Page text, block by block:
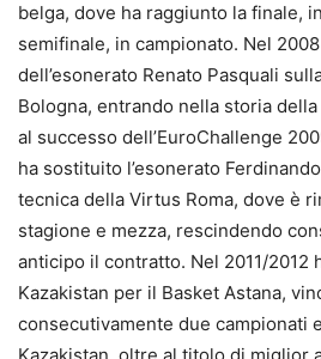
belga, dove ha raggiunto la finale,
semifinale, in campionato. Nel
dell’esonerato Renato Pasquali
Bologna, entrando nella storia
al successo dell’EuroChallenge
ha sostituito l’esonerato
tecnica della Virtus Roma, dove è
stagione e mezza, rescindendo
anticipo il contratto. Nel 2011/2012
Kazakistan per il Basket Astana,
consecutivamente due campionati